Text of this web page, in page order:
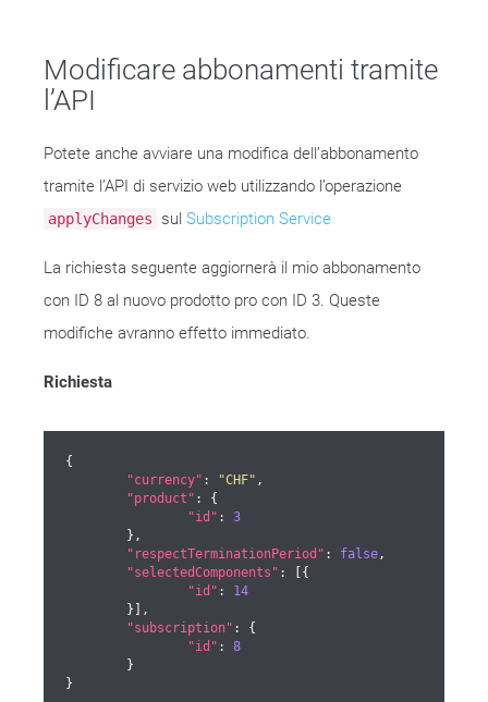
Modificare abbonamenti tramite
l’API
Potete anche avviare una modifica dell’abbonamento
tramite l’API di servizio web utilizzando l’operazione
applyChanges sul Subscription Service
La richiesta seguente aggiornerà il mio abbonamento
con ID 8 al nuovo prodotto pro con ID 3. Queste
modifiche avranno effetto immediato.
Richiesta
{
"currency" : "CHF" ,
"product" : {
"id" : 3
"respectTerminationPeriod" : false ,
"selectedComponents" : [{
"id" : 14
"subscription" : {
"id" : 8
}